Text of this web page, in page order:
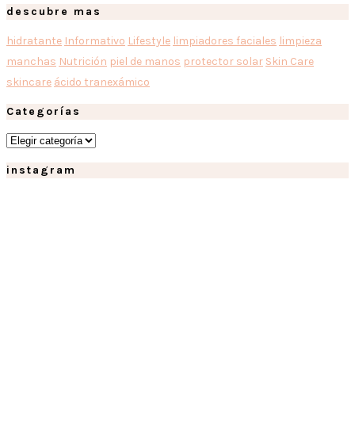
descubre mas
hidratante Informativo Lifestyle limpiadores faciales limpieza
manchas Nutrición piel de manos protector solar Skin Care
skincare ácido tranexámico
Categorías
Categorías
instagram